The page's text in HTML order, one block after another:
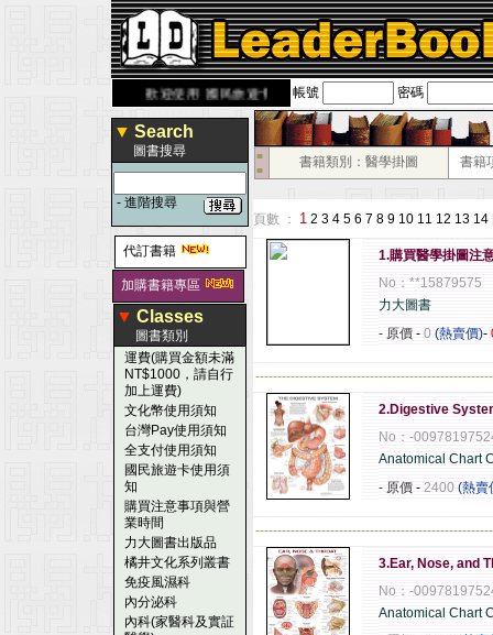
歡迎使用 國民旅遊卡！！ 帳號 密碼
▼ Search
圖書搜尋
- 進階搜尋
代訂書籍
加購書籍專區
▼ Classes
圖書類別
運費(購買金額未滿
NT$1000，請自行
加上運費)
文化幣使用須知
台灣Pay使用須知
全支付使用須知
國民旅遊卡使用須
知
購買注意事項與營
業時間
力大圖書出版品
橘井文化系列叢書
免疫風濕科
內分泌科
內科(家醫科及實証
■
■
書籍類別：醫學掛圖 書籍
頁數 ： 1 2 3 4 5 6 7 8 9 10 11 12 13 14
1.購買醫學掛圖注
No：**15879575
力大圖書
- 原價 - 0 (熱賣價)-
2.Digestive
No：-
Anatomical Chart
- 原價 - 2400 (熱賣
3.Ear, Nose, and
No：-
Anatomical Chart